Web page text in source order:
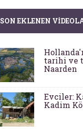
SON EKLENEN
tarihi ve
Naarden
Evciler:
Kadim